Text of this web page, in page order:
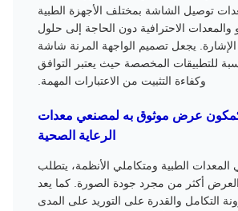
توصيل الشاشة بمختلف الأجهزة الطبية
والمعدات الاحترافية دون الحاجة إلى حلول
يجعل تصميم الواجهة المرنة شاشة
للتطبيقات المخصصة حيث يعتبر التوافق
وكفاءة التثبيت من الاعتبارات المهمة.
عرض موثوق به لمصنعي معدات
الرعاية الصحية
المعدات الطبية ومتكاملي الأنظمة، يتطلب
أكثر من مجرد جودة الصورة. كما يعد
التكامل والقدرة على التوريد على المدى